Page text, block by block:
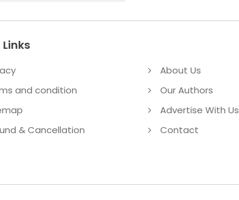
and condition
& Cancellation
About Us
Our Authors
Advertise With Us
Contact